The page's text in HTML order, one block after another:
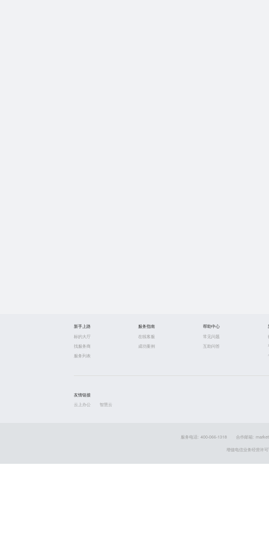
新手上路
标的大厅
找服务商
服务列表
服务指南
在线客服
成功案例
帮助中心
常见问题
互助问答
友情链接
云上办公
智慧云
服务电话: 400-066-1318 合作邮箱:
增值电信业务经营许